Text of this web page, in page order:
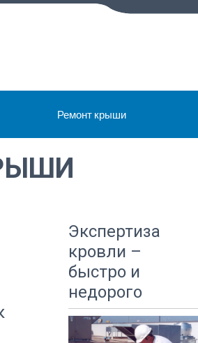
Ремонт крыши
Экспертиза
кровли –
быстро и
недорого